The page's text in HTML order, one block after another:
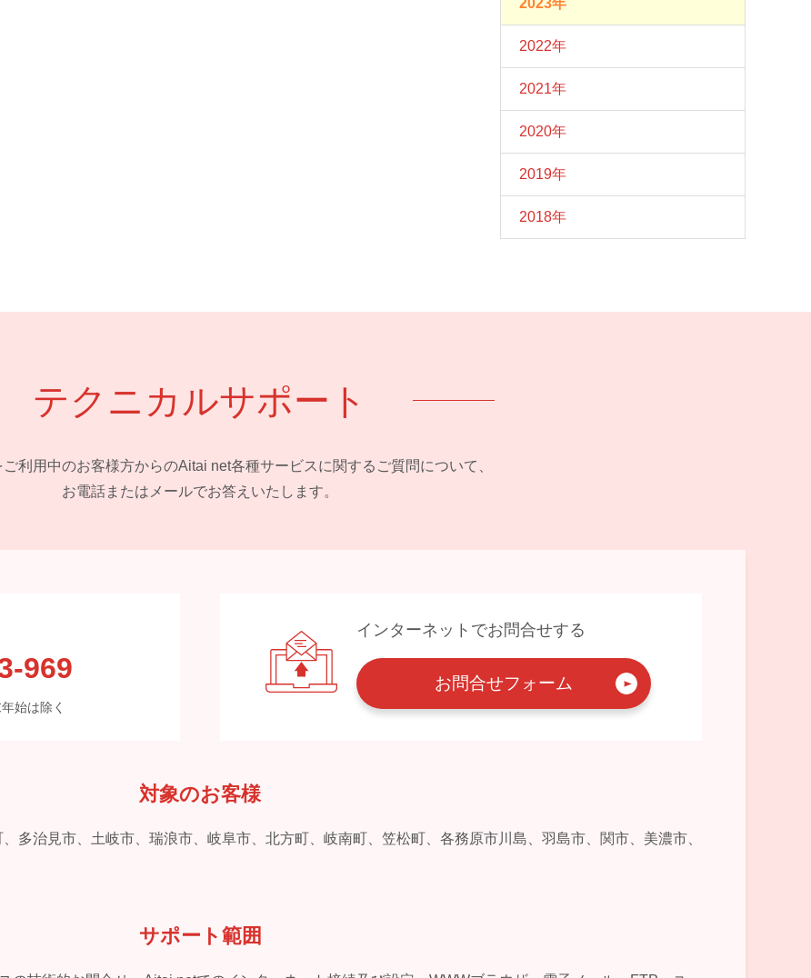
2023年
2022年
2021年
2020年
2019年
2018年
テクニカルサポート
利用中のお客様方からのAitai net各種サービスに関するご質問について、
お電話またはメールでお答えいたします。
969
始は除く
インターネットでお問合せする
お問合せフォーム
対象のお客様
多治見市、土岐市、瑞浪市、岐阜市、北方町、岐南町、笠松町、各務原市川島、羽島市、関市、美濃市、
サポート範囲